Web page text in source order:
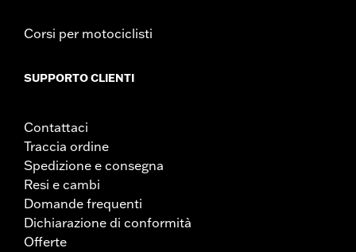
Corsi per motociclisti
SUPPORTO CLIENTI
Contattaci
Traccia ordine
Spedizione e consegna
Resi e cambi
Domande frequenti
Dichiarazione di conformità
Offerte